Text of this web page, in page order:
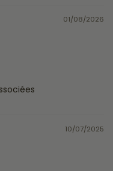
01/08/2026
10/07/2025